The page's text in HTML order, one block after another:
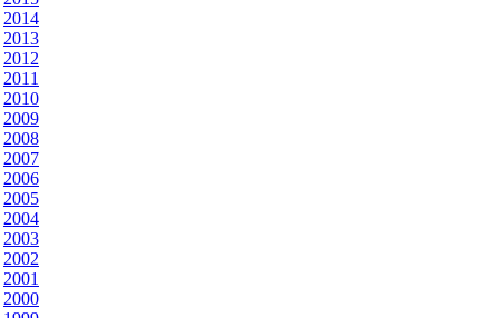
2014
2013
2012
2011
2010
2009
2008
2007
2006
2005
2004
2003
2002
2001
2000